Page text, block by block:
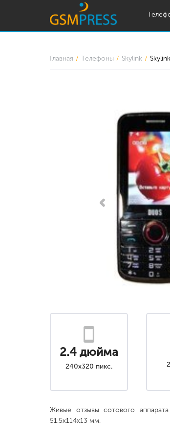
Главная Телефоны Skylink
2.4 дюйма
240x320 пикс.
Живые отзывы сотового
51.5x114x13 мм.